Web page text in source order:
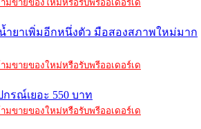
มขายของใหม่หรือรับพรีออเดอร์เด
น้ำยาเพิ่มอีกหนึ่งตัว มือสองสภาพใหม่มาก
มขายของใหม่หรือรับพรีออเดอร์เด
กรณ์เยอะ 550 บาท
มขายของใหม่หรือรับพรีออเดอร์เด